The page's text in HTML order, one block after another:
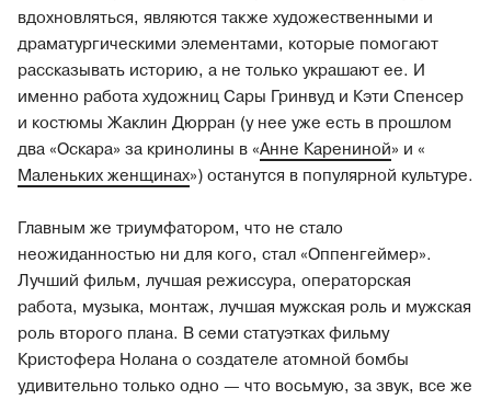
вдохновляться, являются также художественными и
драматургическими элементами, которые помогают
рассказывать историю, а не только украшают ее. И
именно работа художниц Сары Гринвуд и Кэти Спенсер
и костюмы Жаклин Дюрран (у нее уже есть в прошлом
два «Оскара» за кринолины в «Анне Карениной» и «
Маленьких женщинах») останутся в популярной культуре.
Главным же триумфатором, что не стало
неожиданностью ни для кого, стал «Оппенгеймер».
Лучший фильм, лучшая режиссура, операторская
работа, музыка, монтаж, лучшая мужская роль и мужская
роль второго плана. В семи статуэтках фильму
Кристофера Нолана о создателе атомной бомбы
удивительно только одно — что восьмую, за звук, все же